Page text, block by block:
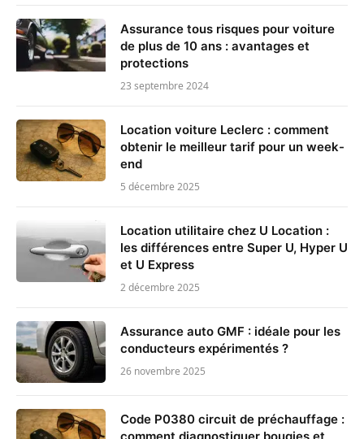
Assurance tous risques pour voiture
de plus de 10 ans : avantages et
protections
23 septembre 2024
Location voiture Leclerc : comment
obtenir le meilleur tarif pour un week-
end
5 décembre 2025
Location utilitaire chez U Location :
les différences entre Super U, Hyper U
et U Express
2 décembre 2025
Assurance auto GMF : idéale pour les
conducteurs expérimentés ?
26 novembre 2025
Code P0380 circuit de préchauffage :